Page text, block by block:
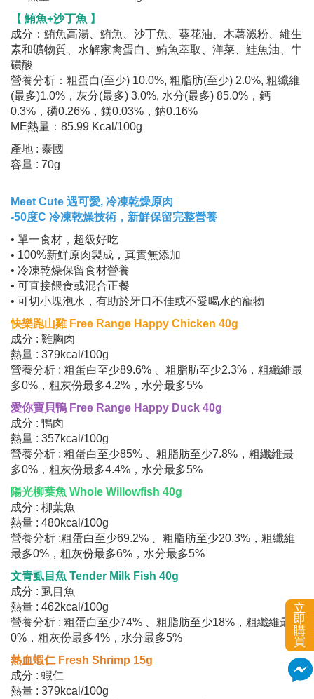
立
即
購
買
【 鮪魚+沙丁魚 】
成分：鮪魚高湯、鮪魚、沙丁魚、葵花油、木薯澱粉、維生
素和礦物質、水解家禽蛋白、鮪魚萃取、洋菜、鮭魚油、牛
磺酸
營養分析：粗蛋白(至少) 10.0%, 粗脂肪(至少) 2.0%, 粗纖維
(最多)1.0%，灰分(最多) 3.0%, 水分(最多) 85.0%，鈣
0.3%，磷0.26%，鎂0.03%，鈉0.16%
ME熱量：85.99 Kcal/100g
產地 : 泰國
容量 : 70g
Meet Cute 遇可愛, 冷凍乾燥原肉
-50度C 冷凍乾燥技術，新鮮保留完整營養
• 單一食材，超級好吃
• 100%新鮮原肉製成，真實無添加
• 冷凍乾燥保留食材營養
• 可直接餵食或混合正餐
• 可切小塊泡水，有助於牙口不佳或不愛喝水的寵物
快樂跑山雞 Free Range Happy Chicken 40g
成分 : 雞胸肉
熱量 : 379kcal/100g
營養分析 : 粗蛋白至少89.6% 、粗脂肪至少2.3%，粗纖維最
多0%，粗灰份最多4.2%，水分最多5%
愛你寶貝鴨 Free Range Happy Duck 40g
成分 : 鴨肉
熱量 : 357kcal/100g
營養分析 : 粗蛋白至少85% 、粗脂肪至少7.8%，粗纖維最
多0%，粗灰份最多4.4%，水分最多5%
陽光柳葉魚 Whole Willowfish 40g
成分 : 柳葉魚
熱量 : 480kcal/100g
營養分析 :粗蛋白至少69.2% 、粗脂肪至少20.3%，粗纖維
最多0%，粗灰份最多6%，水分最多5%
文青虱目魚 Tender Milk Fish 40g
成分 : 虱目魚
熱量 : 462kcal/100g
營養分析 : 粗蛋白至少74% 、粗脂肪至少18%，粗纖維最多
0%，粗灰份最多4%，水分最多5%
熱血蝦仁 Fresh Shrimp 15g
成分 : 蝦仁
熱量 : 379kcal/100g